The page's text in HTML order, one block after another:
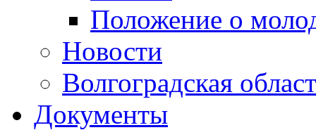
Положение о
Новости
Волгоградская
Документы